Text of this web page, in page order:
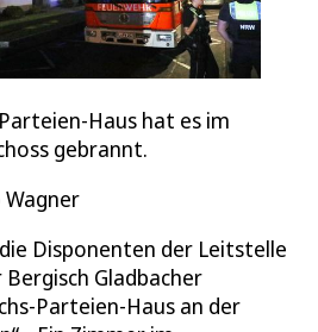
Haus hat es im
gebrannt.
Disponenten der Leitstelle
Gladbacher
Parteien-Haus an der